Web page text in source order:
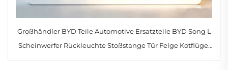
Großhändler BYD Teile Automotive Ersatzteile BYD Song L
Scheinwerfer Rückleuchte Stoßstange Tür Felge Kotflügel
zu gutem Preis